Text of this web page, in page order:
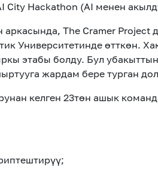
City Hackathon (AI менен
The Cramer Project
Университетинде өтткөн.
этабы болду. Бул
жардам бере турган
келген 23төн ашык